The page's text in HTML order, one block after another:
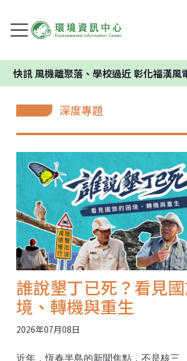
落、學校過近 彰化福漢風電案環委建議不
深度專題
誰說墾丁已死？看見
境、轉機與重生
2026年07月08日
近年，恆春半島的新聞焦點，不是核三